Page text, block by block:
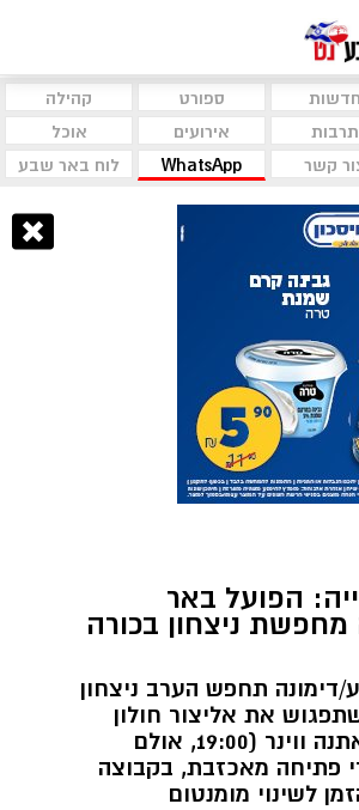
חדשות ספורט
קהילה
תרבות אירועים
אוכל
קשר WhatsApp לוח באר שבע
הפועל באר
ניצחון בכורה
דימונה תחפש הערב ניצחון
את אליצור חולון
במסגרת גביע אתנה ווינר (19:00, אולם
פתיחה מאכזבת, בקבוצה
לשינוי מומנטום